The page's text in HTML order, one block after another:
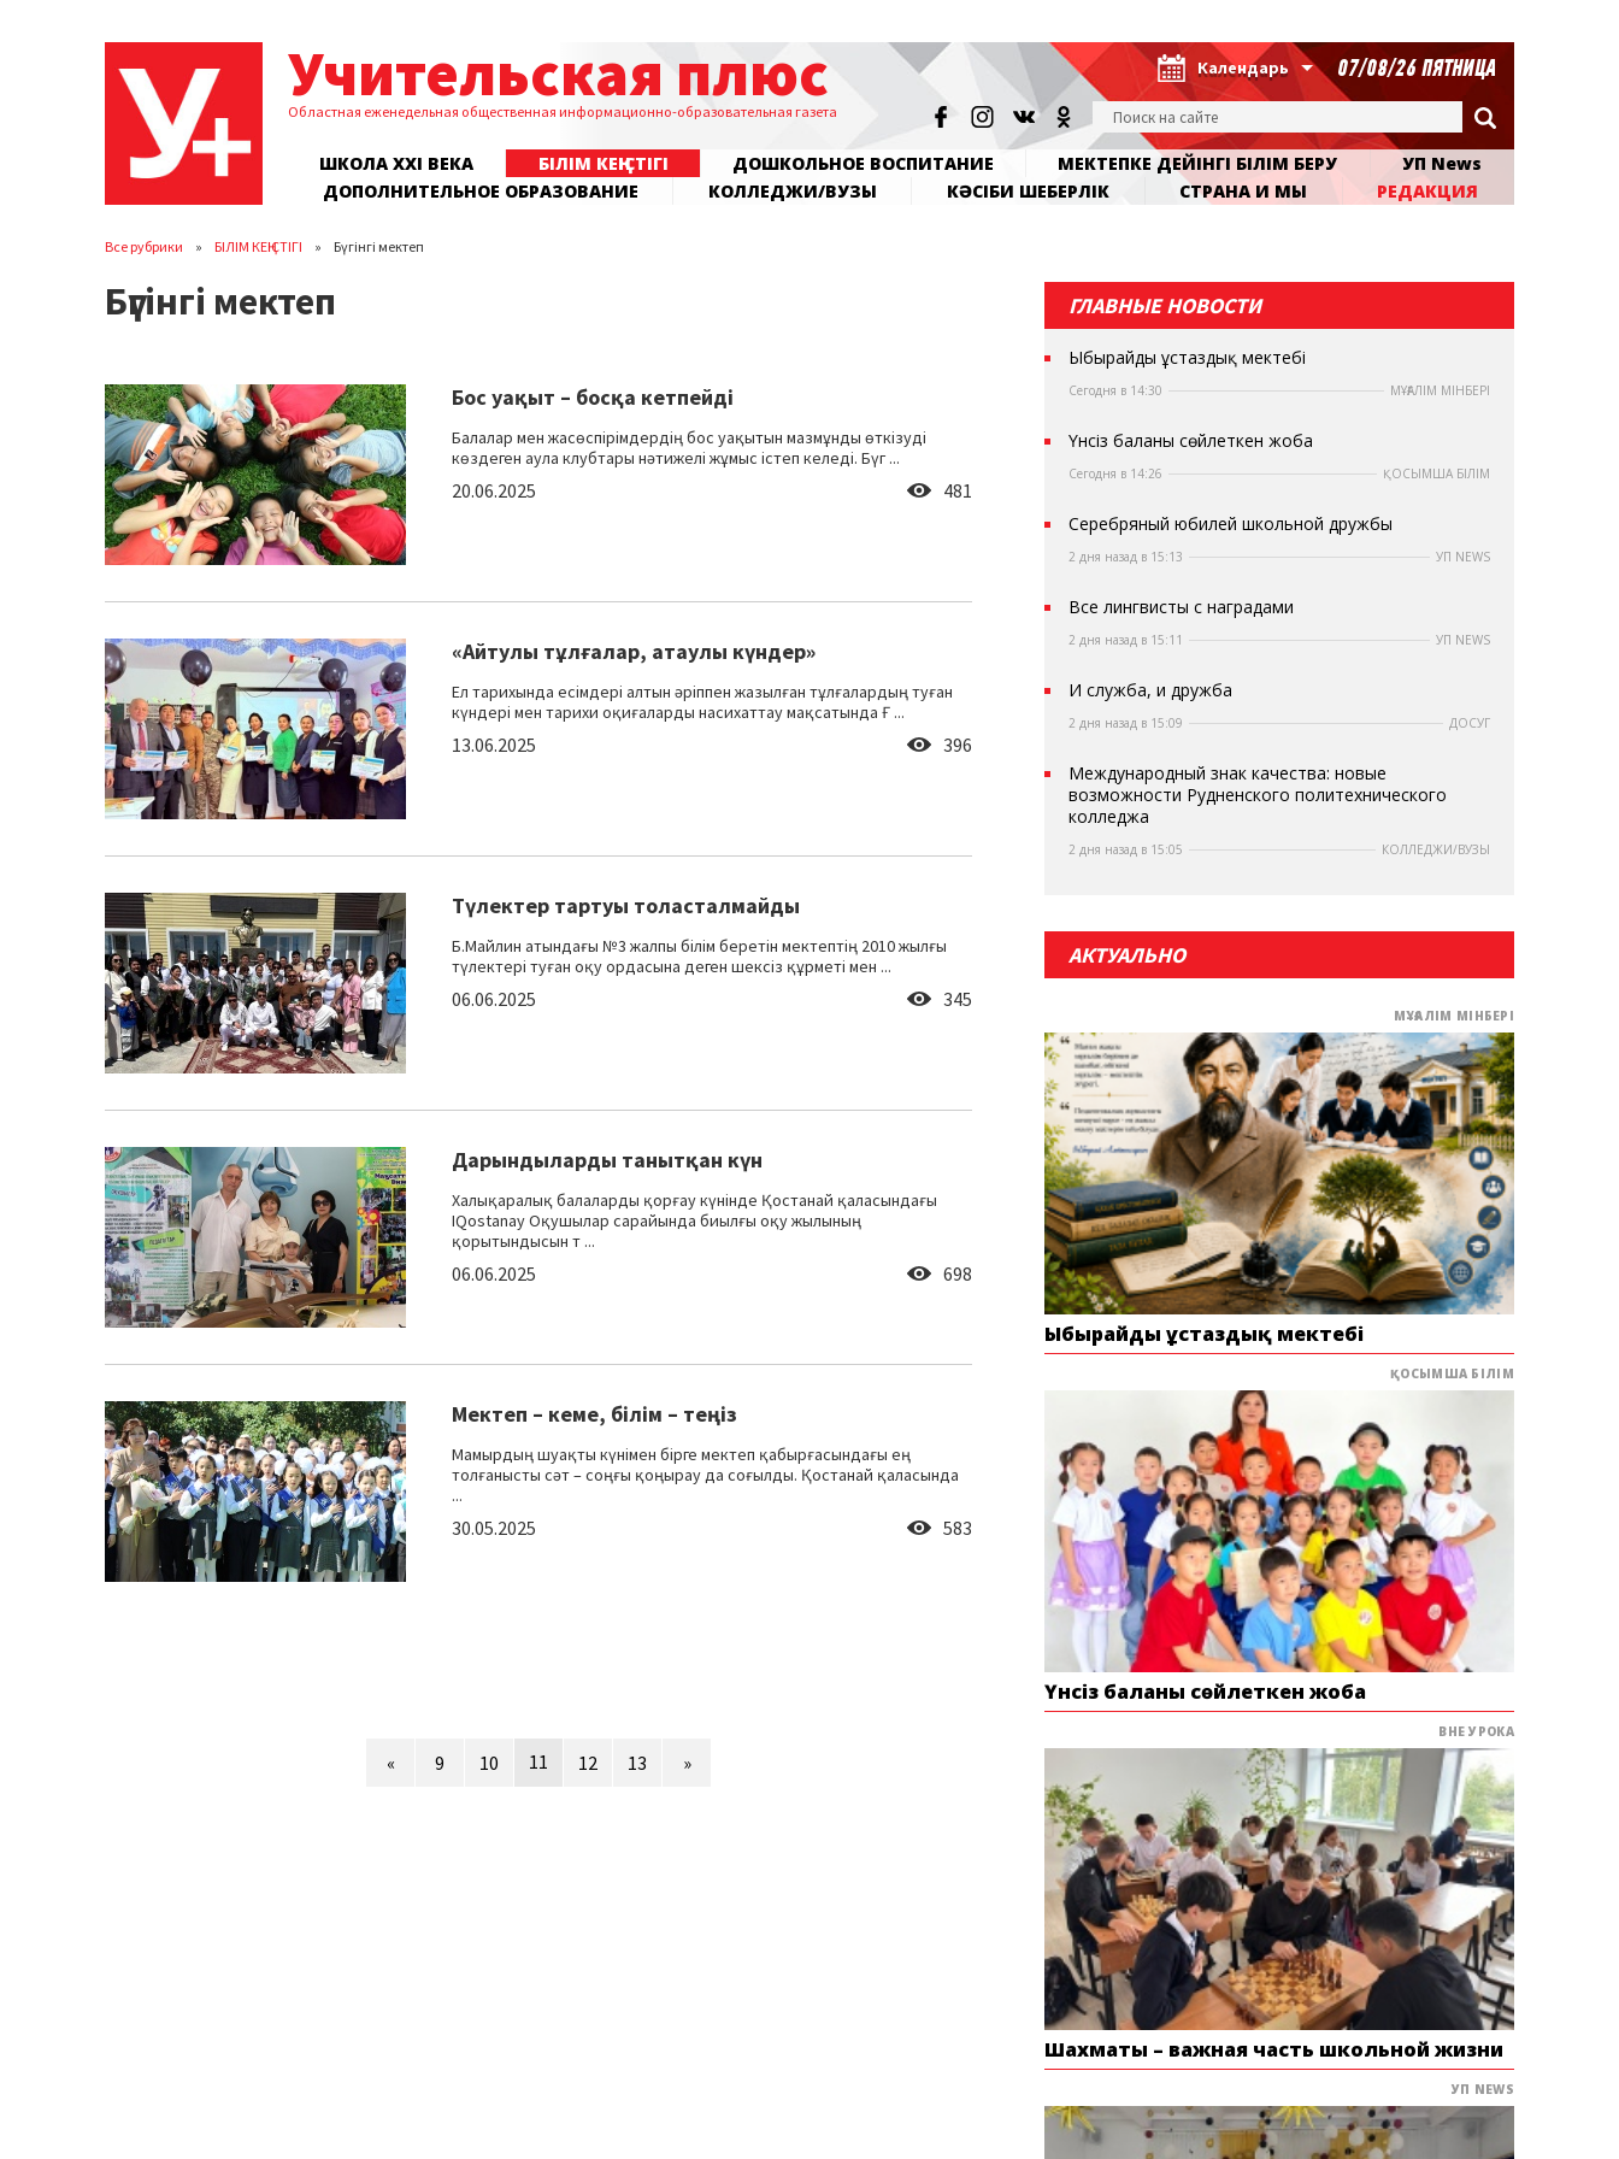
Учительская плюс
Областная еженедельная общественная информационно-образовательная газета
Календарь 07/08/26 ПЯТНИЦА
ШКОЛА XXI ВЕКА БІЛІМ КЕҢІСТІГІ ДОШКОЛЬНОЕ ВОСПИТАНИЕ МЕКТЕПКЕ ДЕЙІНГІ БІЛІМ БЕРУ
УП News
ДОПОЛНИТЕЛЬНОЕ ОБРАЗОВАНИЕ
КОЛЛЕДЖИ/ВУЗЫ КӘСІБИ ШЕБЕРЛІК СТРАНА И МЫ РЕДАКЦИЯ
Все рубрики БІЛІМ КЕҢІСТІГІ Бүгінгі мектеп
Бүгінгі мектеп
Бос уақыт – босқа кетпейді
Балалар мен жасөспірімдердің бос уақытын мазмұнды өткізуді
көздеген аула клубтары нәтижелі жұмыс істеп келеді. Бүг ...
20.06.2025 481
«Айтулы тұлғалар, атаулы күндер»
Ел тарихында есімдері алтын әріппен жазылған тұлғалардың туған
күндері мен тарихи оқиғаларды насихаттау мақсатында Ғ ...
13.06.2025 396
Түлектер тартуы толасталмайды
Б.Майлин атындағы №3 жалпы білім беретін мектептің 2010 жылғы
түлектері туған оқу ордасына деген шексіз құрметі мен ...
06.06.2025 345
Дарындыларды танытқан күн
Халықаралық балаларды қорғау күнінде Қостанай қаласындағы
IQostanay Оқушылар сарайында биылғы оқу жылының
қорытындысын т ...
06.06.2025 698
Мектеп – кеме, білім – теңіз
Мамырдың шуақты күнімен бірге мектеп қабырғасындағы ең
толғанысты сәт – соңғы қоңырау да соғылды. Қостанай қаласында
...
30.05.2025 583
« 9 10 11 12 13 »
ГЛАВНЫЕ НОВОСТИ
Ыбырайдың ұстаздық мектебі
Сегодня в 14:30 МҰҒАЛІМ МІНБЕРІ
Үнсіз баланы сөйлеткен жоба
Сегодня в 14:26 ҚОСЫМША БІЛІМ
Серебряный юбилей школьной дружбы
2 дня назад в 15:13 УП NEWS
Все лингвисты с наградами
2 дня назад в 15:11 УП NEWS
И служба, и дружба
2 дня назад в 15:09 ДОСУГ
Международный знак качества: новые
возможности Рудненского политехнического
колледжа
2 дня назад в 15:05 КОЛЛЕДЖИ/ВУЗЫ
АКТУАЛЬНО
МҰҒАЛІМ МІНБЕРІ
Ыбырайдың ұстаздық мектебі
ҚОСЫМША БІЛІМ
Үнсіз баланы сөйлеткен жоба
ВНЕ УРОКА
Шахматы – важная часть школьной жизни
УП NEWS